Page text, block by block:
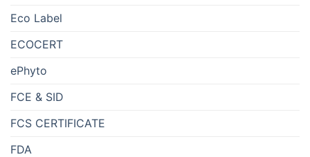
Eco Label
ECOCERT
ePhyto
FCE & SID
FCS CERTIFICATE
FDA